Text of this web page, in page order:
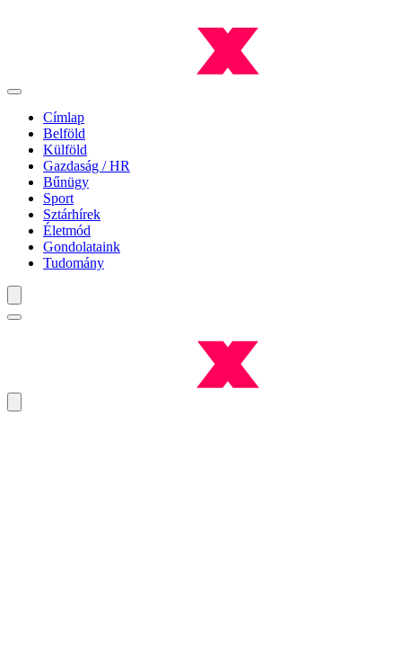
Címlap
Belföld
Külföld
Gazdaság / HR
Bűnügy
Sport
Sztárhírek
Életmód
Gondolataink
Tudomány